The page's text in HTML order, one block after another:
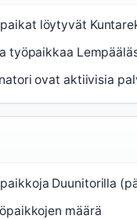
löytyvät
työpaikkaa
ovat aktiivisia
Duunitorilla
määrä